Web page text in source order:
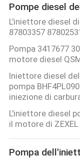
VIDEO
SU
DI
NOI
VISITA
ALLA
FABBRICA
Pompe diesel
L'iniettore diesel
87803357
Pompa 3417677
motore diesel
Iniettore diesel
pompa
iniezione di
L'iniettore diesel
il motore di ZEXEL
Pompa